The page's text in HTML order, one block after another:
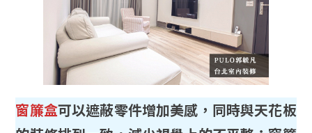
窗簾盒可以遮蔽零件增加美感，同時與天花板